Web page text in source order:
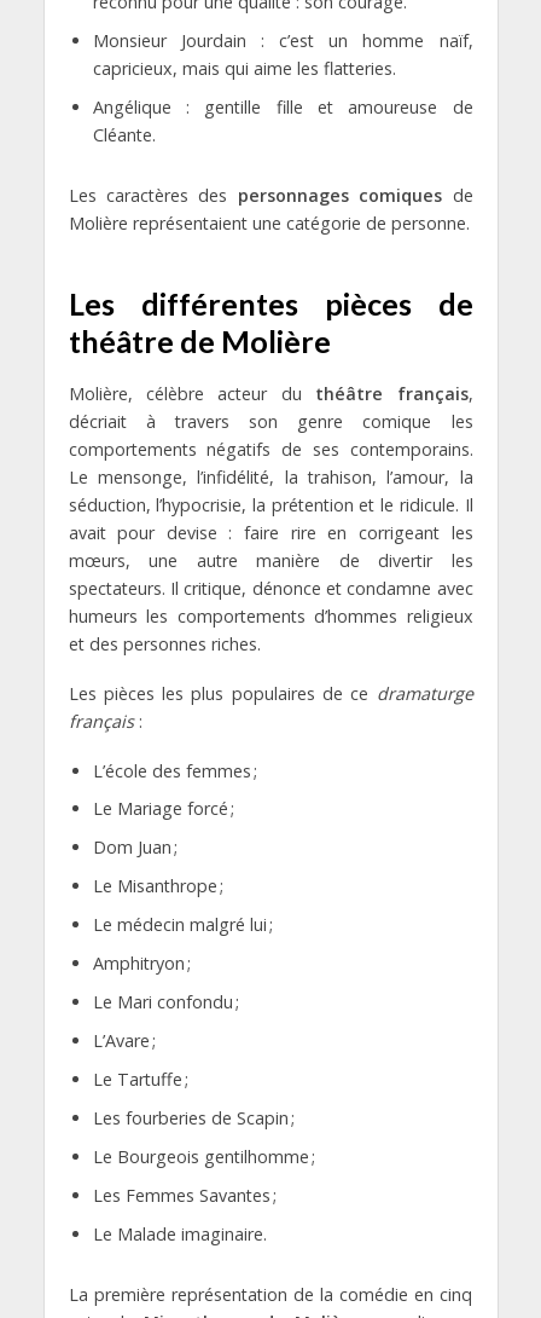
Monsieur Jourdain : c’est un homme naïf,
capricieux, mais qui aime les flatteries.
Angélique : gentille fille et amoureuse de
Cléante.
Les caractères des personnages comiques de
Molière représentaient une catégorie de personne.
Les différentes pièces de
théâtre de Molière
Molière, célèbre acteur du théâtre français,
décriait à travers son genre comique les
comportements négatifs de ses contemporains.
Le mensonge, l’infidélité, la trahison, l’amour, la
séduction, l’hypocrisie, la prétention et le ridicule. Il
avait pour devise : faire rire en corrigeant les
mœurs, une autre manière de divertir les
spectateurs. Il critique, dénonce et condamne avec
humeurs les comportements d’hommes religieux
et des personnes riches.
Les pièces les plus populaires de ce dramaturge
français:
L’école des femmes ;
Le Mariage forcé ;
Dom Juan ;
Le Misanthrope ;
Le médecin malgré lui ;
Amphitryon ;
Le Mari confondu ;
L’Avare ;
Le Tartuffe ;
Les fourberies de Scapin ;
Le Bourgeois gentilhomme ;
Les Femmes Savantes ;
Le Malade imaginaire.
La première représentation de la comédie en cinq